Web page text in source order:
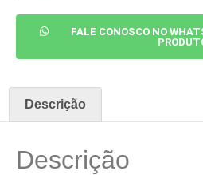
FALE CONOSCO NO
Descrição
Descrição